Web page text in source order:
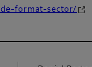
format-sector/